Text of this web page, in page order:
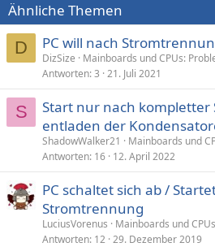
Ähnliche Themen
D PC will nach
DizSize
Mainboards und CPUs:
Antworten 3 21. Juli 2021
S
Start nur nach
entladen der
ShadowWalker21
Mainboards und
Antworten 16 12. April 2022
PC schaltet sich ab /
Stromtrennung
LuciusVorenus
Mainboards und
Antworten 12 29. Dezember 2019